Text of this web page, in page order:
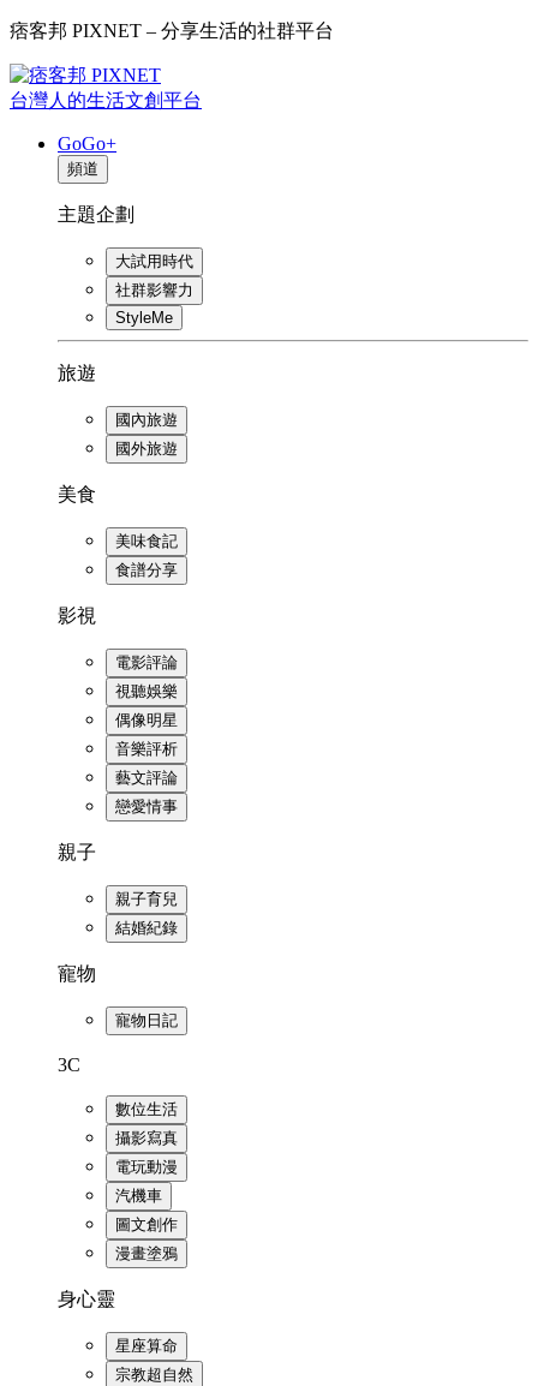
痞客邦 PIXNET – 分享生活的社群平台
台灣人的生活文創平台
GoGo+
頻道
主題企劃
大試用時代
社群影響力
StyleMe
旅遊
國內旅遊
國外旅遊
美食
美味食記
食譜分享
影視
電影評論
視聽娛樂
偶像明星
音樂評析
藝文評論
戀愛情事
親子
親子育兒
結婚紀錄
寵物
寵物日記
3C
數位生活
攝影寫真
電玩動漫
汽機車
圖文創作
漫畫塗鴉
身心靈
星座算命
宗教超自然